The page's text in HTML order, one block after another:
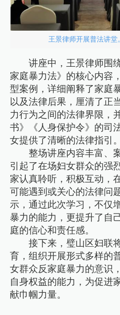
王景律师开展普法讲堂
讲座中，王景律师围
家庭暴力法》的核心内容
型案例，详细阐释了家庭
以及法律后果，厘清了正
力行为之间的法律界限，
书》《人身保护令》的司
女提供了清晰的法律指引。
整场讲座内容丰富、
引起了在场妇女群众的强
家认真聆听，积极互动，
可能遇到或关心的法律问
示，通过此次学习，不仅
暴力的能力，更提升了自
庭的信心和责任感。
接下来，璧山区妇联
育，组织开展形式多样的
女群众反家庭暴力的意识
自身权益的能力，为促进
献巾帼力量。